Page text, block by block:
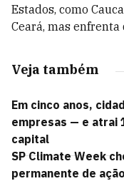
Estados, como
Ceará, mas enfrenta
Veja também
Em cinco anos,
empresas — e atrai
capital
SP Climate Week
permanente de